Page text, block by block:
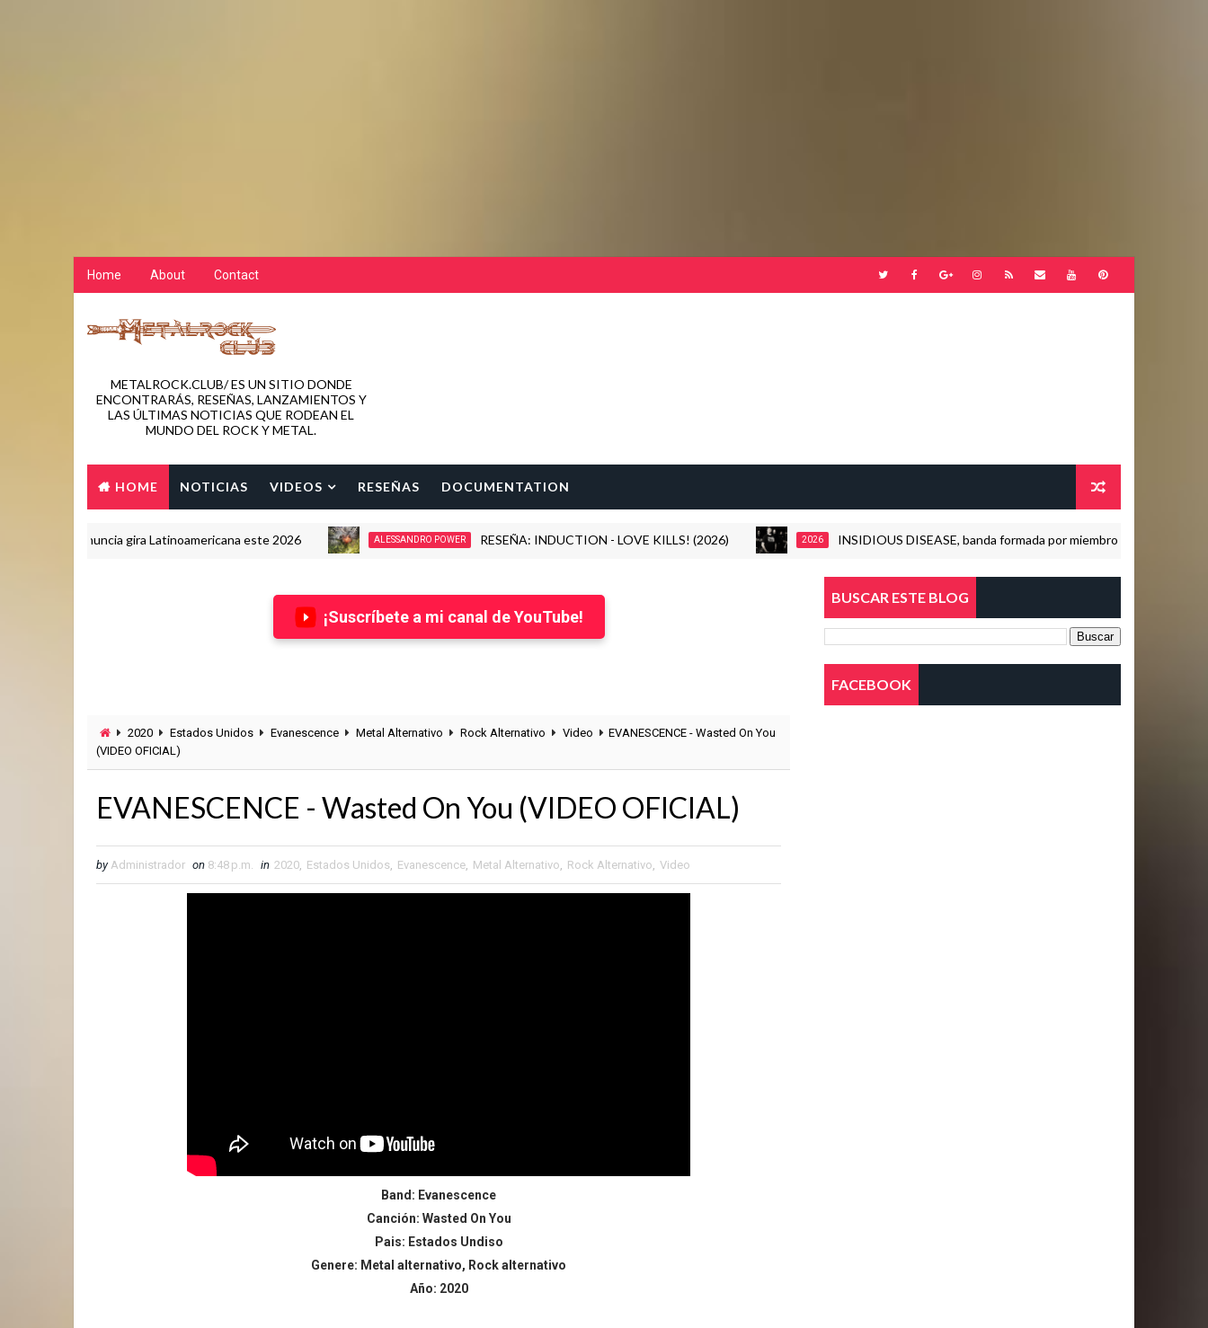
Home About Contact
METALROCK.CLUB/ ES UN SITIO DONDE
ENCONTRARÁS, RESEÑAS, LANZAMIENTOS Y
LAS ÚLTIMAS NOTICIAS QUE RODEAN EL
MUNDO DEL ROCK Y METAL.
HOME NOTICIAS VIDEOS RESEÑAS DOCUMENTATION
anuncia gira Latinoamericana este 2026 ALESSANDRO POWER RESEÑA: INDUCTION - LOVE KILLS! (2026) 2026 INSIDIOUS DISEASE, banda formada por miembros de Dimmu Borgir y
¡Suscríbete a mi canal de YouTube!
2020 Estados Unidos Evanescence Metal Alternativo Rock Alternativo Video
EVANESCENCE - Wasted On You
(VIDEO OFICIAL)
EVANESCENCE - Wasted On You (VIDEO OFICIAL)
by Administrador on 8:48 p.m. in 2020, Estados Unidos, Evanescence, Metal Alternativo, Rock Alternativo, Video
Band: Evanescence
Canción: Wasted On You
Pais: Estados Undiso
Genere: Metal alternativo, Rock alternativo
Año: 2020
BUSCAR ESTE BLOG
FACEBOOK